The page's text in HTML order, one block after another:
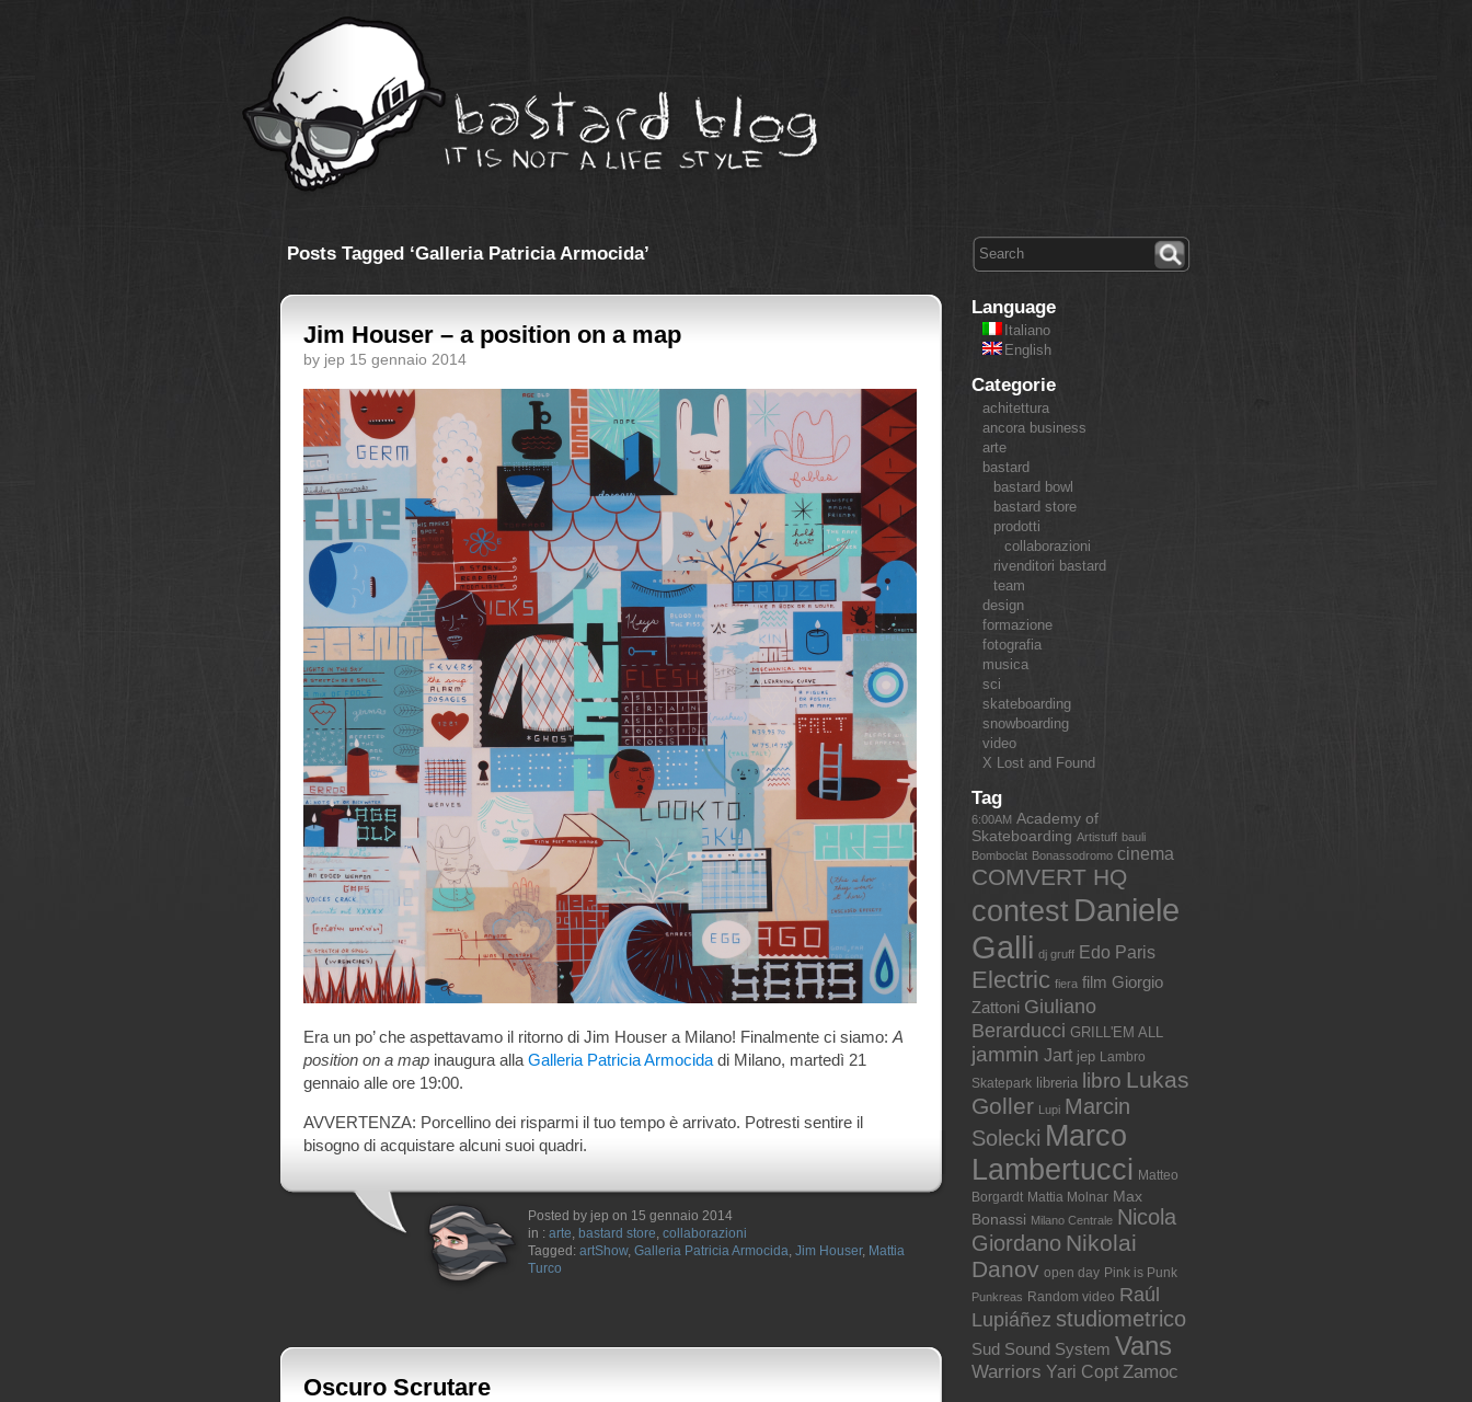
Posts Tagged ‘Galleria Patricia Armocida’
Jim Houser – a position on a map
by jep 15 gennaio 2014
Era un po’ che aspettavamo il ritorno di Jim Houser a Milano! Finalmente ci siamo: A
position on a map inaugura alla Galleria Patricia Armocida di Milano, martedì 21
gennaio alle ore 19:00.
AVVERTENZA: Porcellino dei risparmi il tuo tempo è arrivato. Potresti sentire il
bisogno di acquistare alcuni suoi quadri.
Posted by jep on 15 gennaio 2014
in : arte, bastard store, collaborazioni
Tagged: artShow, Galleria Patricia Armocida, Jim Houser, Mattia
Turco
Oscuro Scrutare
Language
Italiano
English
Categorie
achitettura
ancora business
arte
bastard
bastard bowl
bastard store
prodotti
collaborazioni
rivenditori bastard
team
design
formazione
fotografia
musica
sci
skateboarding
snowboarding
video
X Lost and Found
Tag
6:00AM Academy of
Skateboarding Artistuff bauli
Bomboclat Bonassodromo cinema
COMVERT HQ
contest Daniele
Galli dj gruff Edo Paris
Electric fiera film Giorgio
Zattoni Giuliano
Berarducci GRILL'EM ALL
jammin Jart jep Lambro
Skatepark libreria libro Lukas
Goller Lupi Marcin
Solecki Marco
Lambertucci Matteo
Borgardt Mattia Molnar Max
Bonassi Milano Centrale Nicola
Giordano Nikolai
Danov open day Pink is Punk
Punkreas Random video Raúl
Lupiáñez studiometrico
Sud Sound System Vans
Warriors Yari Copt Zamoc